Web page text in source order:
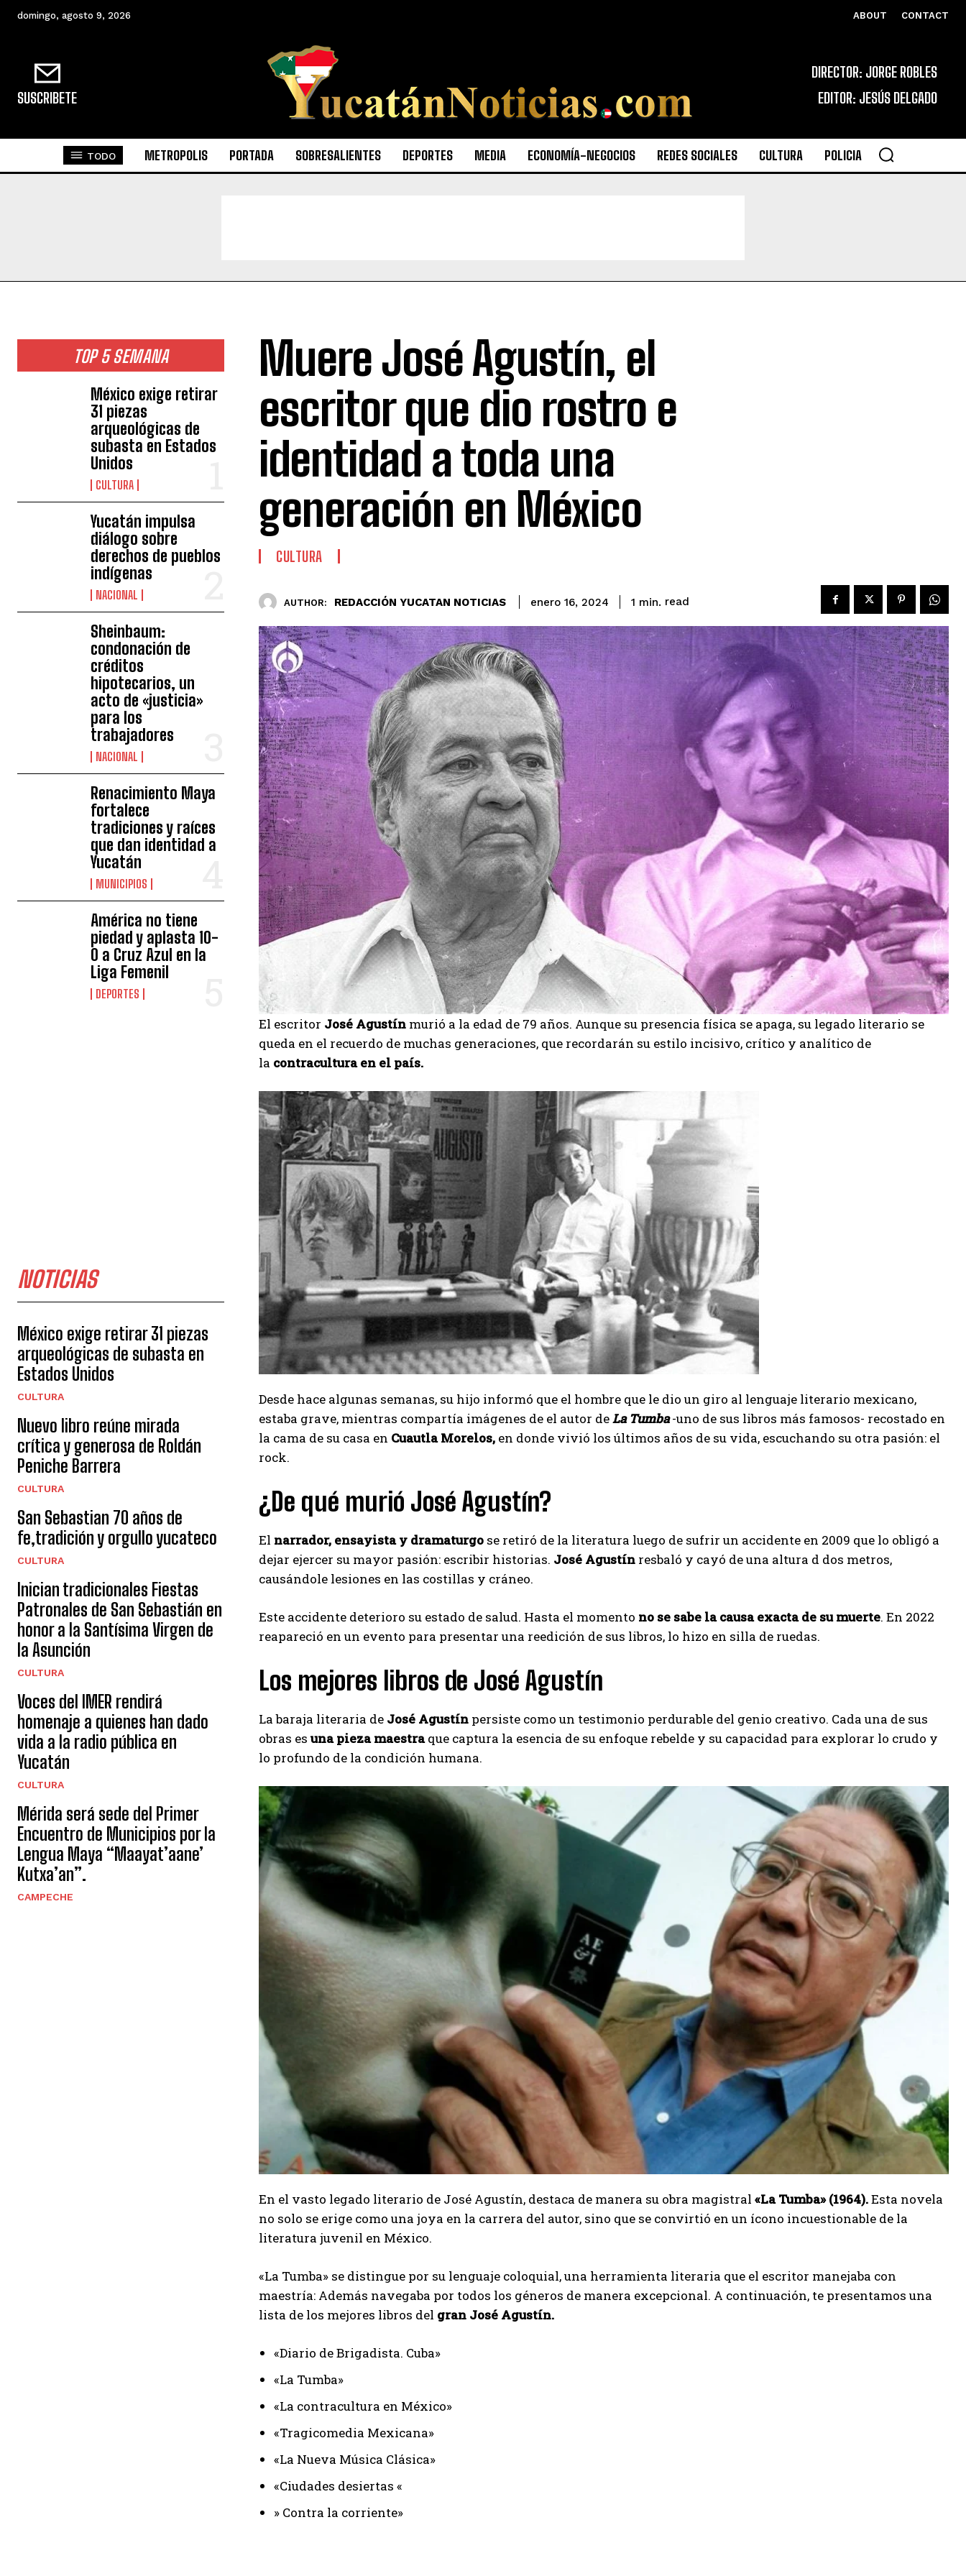
domingo, agosto 9, 2026 ABOUT CONTACT
SUSCRIBETE
DIRECTOR: JORGE ROBLES
EDITOR: JESÚS DELGADO
TODO METROPOLIS PORTADA SOBRESALIENTES DEPORTES MEDIA ECONOMÍA-NEGOCIOS REDES SOCIALES CULTURA POLICIA
TOP 5 SEMANA
México exige retirar
31 piezas
arqueológicas de
subasta en Estados
Unidos
CULTURA
Yucatán impulsa
diálogo sobre
derechos de pueblos
indígenas
NACIONAL
Sheinbaum:
condonación de
créditos
hipotecarios, un
acto de «justicia»
para los
trabajadores
NACIONAL
Renacimiento Maya
fortalece
tradiciones y raíces
que dan identidad a
Yucatán
MUNICIPIOS
América no tiene
piedad y aplasta 10-
0 a Cruz Azul en la
Liga Femenil
DEPORTES
NOTICIAS
México exige retirar 31 piezas
arqueológicas de subasta en
Estados Unidos
CULTURA
Nuevo libro reúne mirada
crítica y generosa de Roldán
Peniche Barrera
CULTURA
San Sebastian 70 años de
fe,tradición y orgullo yucateco
CULTURA
Inician tradicionales Fiestas
Patronales de San Sebastián en
honor a la Santísima Virgen de
la Asunción
CULTURA
Voces del IMER rendirá
homenaje a quienes han dado
vida a la radio pública en
Yucatán
CULTURA
Mérida será sede del Primer
Encuentro de Municipios por la
Lengua Maya “Maayat’aane’
Kutxa’an”.
CAMPECHE
Muere José Agustín, el
escritor que dio rostro e
identidad a toda una
generación en México
CULTURA
AUTHOR: REDACCIÓN YUCATAN NOTICIAS enero 16, 2024 1 min. read
El escritor José Agustín murió a la edad de 79 años. Aunque su presencia física se apaga, su legado literario se
queda en el recuerdo de muchas generaciones, que recordarán su estilo incisivo, crítico y analítico de
la contracultura en el país.
Desde hace algunas semanas, su hijo informó que el hombre que le dio un giro al lenguaje literario mexicano,
estaba grave, mientras compartía imágenes de el autor deLa Tumba-uno de sus libros más famosos- recostado en
la cama de su casa en Cuautla Morelos, en donde vivió los últimos años de su vida, escuchando su otra pasión: el
rock.
¿De qué murió José Agustín?
El narrador, ensayista y dramaturgo se retiró de la literatura luego de sufrir un accidente en 2009 que lo obligó a
dejar ejercer su mayor pasión: escribir historias. José Agustín resbaló y cayó de una altura d dos metros,
causándole lesiones en las costillas y cráneo.
Este accidente deterioro su estado de salud. Hasta el momento no se sabe la causa exacta de su muerte. En 2022
reapareció en un evento para presentar una reedición de sus libros, lo hizo en silla de ruedas.
Los mejores libros de José Agustín
La baraja literaria de José Agustín persiste como un testimonio perdurable del genio creativo. Cada una de sus
obras es una pieza maestraque captura la esencia de su enfoque rebelde y su capacidad para explorar lo crudo y
lo profundo de la condición humana.
En el vasto legado literario de José Agustín, destaca de manera su obra magistral «La Tumba» (1964).Esta novela
no solo se erige como una joya en la carrera del autor, sino que se convirtió en un ícono incuestionable de la
literatura juvenil en México.
«La Tumba» se distingue por su lenguaje coloquial, una herramienta literaria que el escritor manejaba con
maestría: Además navegaba por todos los géneros de manera excepcional. A continuación, te presentamos una
lista de los mejores libros del gran José Agustín.
«Diario de Brigadista. Cuba»
«La Tumba»
«La contracultura en México»
«Tragicomedia Mexicana»
«La Nueva Música Clásica»
«Ciudades desiertas «
» Contra la corriente»